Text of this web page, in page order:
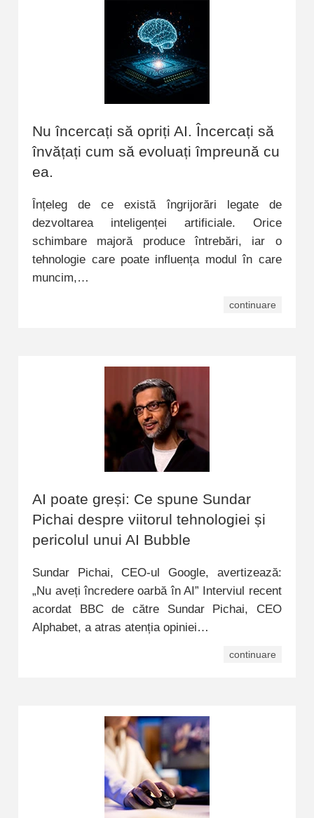
Nu încercați să opriți AI. Încercați să
învățați cum să evoluați împreună cu
ea.
Înțeleg de ce există îngrijorări legate de
dezvoltarea inteligenței artificiale. Orice
schimbare majoră produce întrebări, iar o
tehnologie care poate influența modul în care
muncim,…
continuare
AI poate greși: Ce spune Sundar
Pichai despre viitorul tehnologiei și
pericolul unui AI Bubble
Sundar Pichai, CEO-ul Google, avertizează:
„Nu aveți încredere oarbă în AI” Interviul recent
acordat BBC de către Sundar Pichai, CEO
Alphabet, a atras atenția opiniei…
continuare